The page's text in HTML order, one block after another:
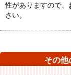
性がありますので
さい。
その他